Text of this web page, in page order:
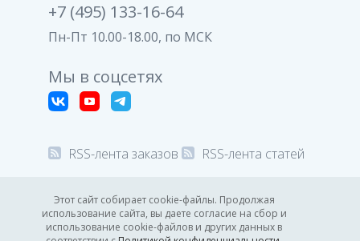
Этот сайт собирает cookie-файлы. Продолжая
использование сайта, вы даете согласие на сбор и
использование cookie-файлов и других данных в
+7 (495) 133-16-64
Пн-Пт 10.00-18.00, по МСК
Мы в соцсетях
RSS-лента заказов RSS-лента статей
© 2008-2026 Все права защищены.
Политика конфиденциальности